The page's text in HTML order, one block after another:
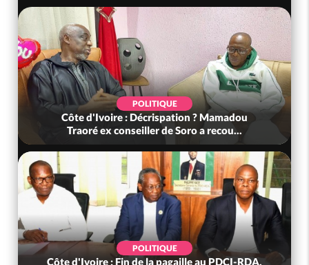
POLITIQUE
Côte d'Ivoire : Décrispation ? Mamadou
Traoré ex conseiller de Soro a recou...
POLITIQUE
Côte d'Ivoire : Fin de la pagaille au PDCI-RDA,